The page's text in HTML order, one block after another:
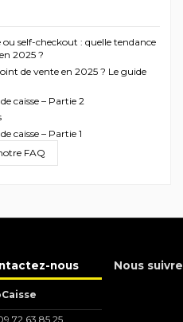
self-checkout : quelle tendance
2025 ?
de vente en 2025 ? Le guide
caisse – Partie 2
caisse – Partie 1
FAQ
nous Nous suivre